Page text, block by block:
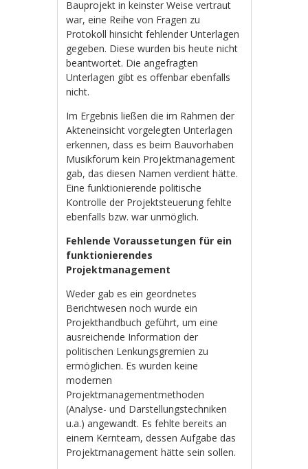
Bauprojekt in keinster Weise vertraut
war, eine Reihe von Fragen zu
Protokoll hinsicht fehlender Unterlagen
gegeben. Diese wurden bis heute nicht
beantwortet. Die angefragten
Unterlagen gibt es offenbar ebenfalls
nicht.
Im Ergebnis ließen die im Rahmen der
Akteneinsicht vorgelegten Unterlagen
erkennen, dass es beim Bauvorhaben
Musikforum kein Projektmanagement
gab, das diesen Namen verdient hätte.
Eine funktionierende politische
Kontrolle der Projektsteuerung fehlte
ebenfalls bzw. war unmöglich.
Fehlende Voraussetungen für ein
funktionierendes
Projektmanagement
Weder gab es ein geordnetes
Berichtwesen noch wurde ein
Projekthandbuch geführt, um eine
ausreichende Information der
politischen Lenkungsgremien zu
ermöglichen. Es wurden keine
modernen
Projektmanagementmethoden
(Analyse- und Darstellungstechniken
u.a.) angewandt. Es fehlte bereits an
einem Kernteam, dessen Aufgabe das
Projektmanagement hätte sein sollen.